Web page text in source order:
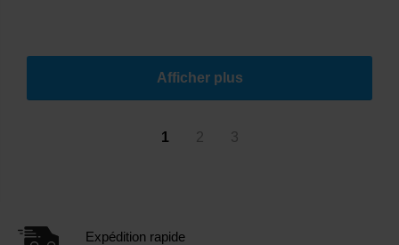
Afficher plus
1 2 3
Expédition rapide